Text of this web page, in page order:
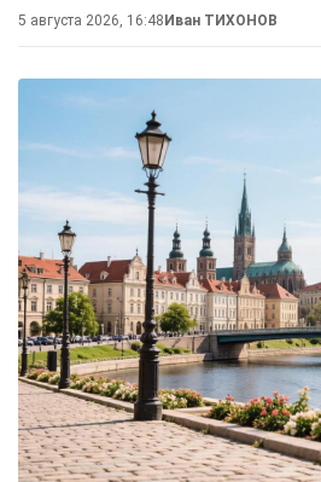
5 августа 2026, 16:48 Иван ТИХОНОВ